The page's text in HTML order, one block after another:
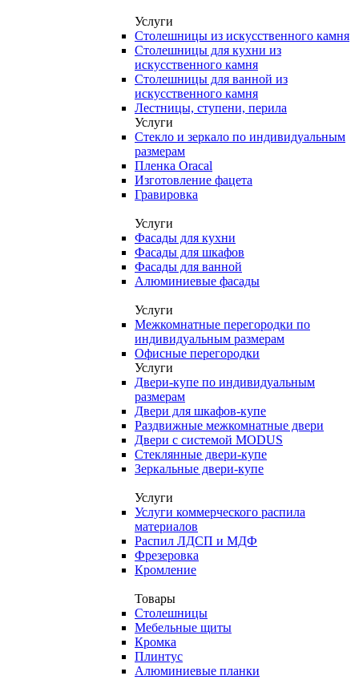
Услуги
Столешницы из искусственного камня
Столешницы для кухни из
искусственного камня
Столешницы для ванной из
искусственного камня
Лестницы, ступени, перила
Услуги
Стекло и зеркало по индивидуальным
размерам
Пленка Oracal
Изготовление фацета
Гравировка
Услуги
Фасады для кухни
Фасады для шкафов
Фасады для ванной
Алюминиевые фасады
Услуги
Межкомнатные перегородки по
индивидуальным размерам
Офисные перегородки
Услуги
Двери-купе по индивидуальным
размерам
Двери для шкафов-купе
Раздвижные межкомнатные двери
Двери с системой MODUS
Стеклянные двери-купе
Зеркальные двери-купе
Услуги
Услуги коммерческого распила
материалов
Распил ЛДСП и МДФ
Фрезеровка
Кромление
Товары
Столешницы
Мебельные щиты
Кромка
Плинтус
Алюминиевые планки